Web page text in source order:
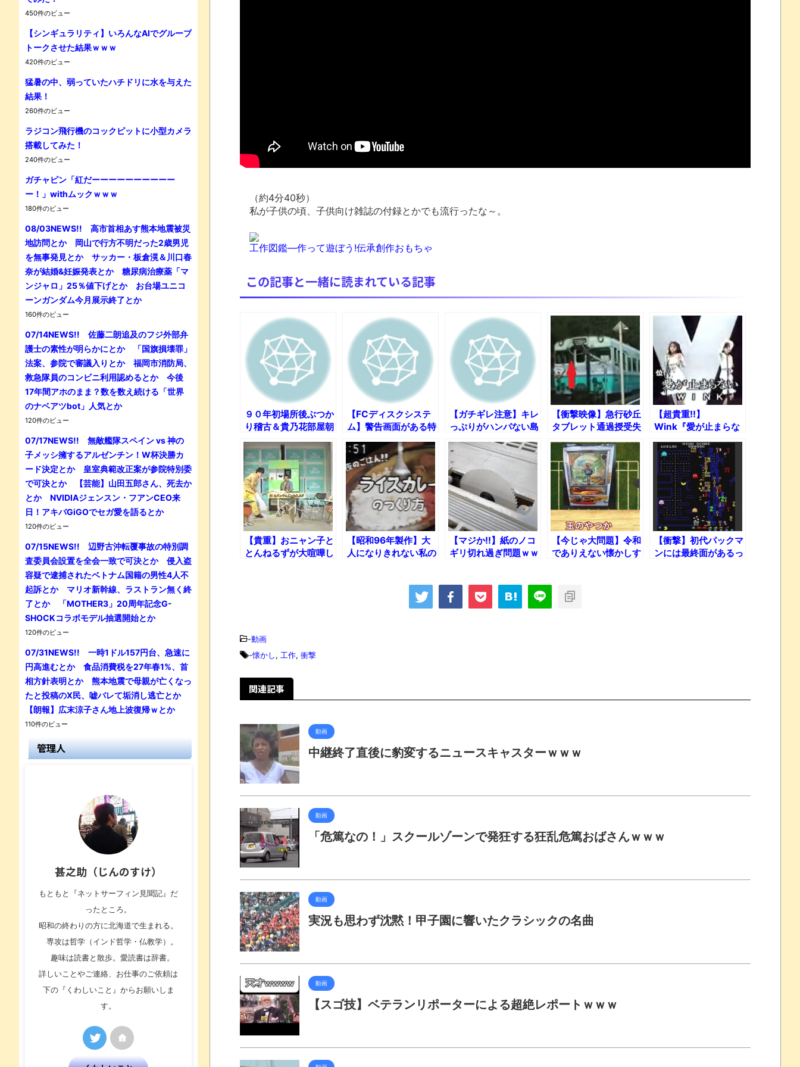
（約4分40秒）
私が子供の頃、子供向け雑誌の付録とかでも流行ったな～。
工作図鑑―作って遊ぼう!伝承創作おもちゃ
この記事と一緒に読まれている記事
９０年初場所後ぶつか
り稽古＆貴乃花部屋朝
稽古【まとめ】
【FCディスクシステ
ム】警告画面がある特
別なソフト4選
【ガチギレ注意】キレ
っぷりがハンパない島
田紳助
【衝撃映像】急行砂丘
タブレット通過授受失
敗……からの緊急停
車!!
【超貴重!!】
Wink『愛が止まらな
い』最初で最後のパー
ト入れ替えｗ
【貴重】おニャン子と
とんねるずが大喧嘩し
【昭和96年製作】大
人になりきれない私の
【マジか!!】紙のノコ
ギリ切れ過ぎ問題ｗｗ
【今じゃ大問題】令和
でありえない懐かしす
【衝撃】初代パックマ
ンには最終面があるっ
-動画
-懐かし, 工作, 衝撃
関連記事
動画
中継終了直後に豹変するニュースキャスターｗｗｗ
動画
「危篤なの！」スクールゾーンで発狂する狂乱危篤おばさんｗｗｗ
動画
実況も思わず沈黙！甲子園に響いたクラシックの名曲
動画
【スゴ技】ベテランリポーターによる超絶レポートｗｗｗ
450件のビュー
【シンギュラリティ】いろんなAIでグループ
トークさせた結果ｗｗｗ
420件のビュー
猛暑の中、弱っていたハチドリに水を与えた
結果！
260件のビュー
ラジコン飛行機のコックピットに小型カメラ
搭載してみた！
240件のビュー
ガチャピン「紅だーーーーーーーーーー
ー！」withムックｗｗｗ
180件のビュー
08/03NEWS!! 高市首相あす熊本地震被災
地訪問とか 岡山で行方不明だった2歳男児
を無事発見とか サッカー・板倉滉＆川口春
奈が結婚&妊娠発表とか 糖尿病治療薬「マ
ンジャロ」25％値下げとか お台場ユニコ
ーンガンダム今月展示終了とか
160件のビュー
07/14NEWS!! 佐藤二朗追及のフジ外部弁
護士の素性が明らかにとか 「国旗損壊罪」
法案、参院で審議入りとか 福岡市消防局、
救急隊員のコンビニ利用認めるとか 今後
17年間アホのまま？数を数え続ける「世界
のナベアツbot」人気とか
120件のビュー
07/17NEWS!! 無敵艦隊スペイン vs 神の
子メッシ擁するアルゼンチン！W杯決勝カ
ード決定とか 皇室典範改正案が参院特別委
で可決とか 【芸能】山田五郎さん、死去か
とか NVIDIAジェンスン・フアンCEO来
日！アキバGiGOでセガ愛を語るとか
120件のビュー
07/15NEWS!! 辺野古沖転覆事故の特別調
査委員会設置を全会一致で可決とか 侵入盗
容疑で逮捕されたベトナム国籍の男性4人不
起訴とか マリオ新幹線、ラストラン無く終
了とか 「MOTHER3」20周年記念G-
SHOCKコラボモデル抽選開始とか
120件のビュー
07/31NEWS!! 一時1ドル157円台、急速に
円高進むとか 食品消費税を27年春1%、首
相方針表明とか 熊本地震で母親が亡くなっ
たと投稿のX民、嘘バレて垢消し逃亡とか
【朗報】広末涼子さん地上波復帰ｗとか
110件のビュー
管理人
甚之助（じんのすけ）
もともと『ネットサーフィン見聞記』だ
ったところ。
昭和の終わりの方に北海道で生まれる。
専攻は哲学（インド哲学・仏教学）。
趣味は読書と散歩。愛読書は辞書。
詳しいことやご連絡、お仕事のご依頼は
下の『くわしいこと』からお願いしま
す。